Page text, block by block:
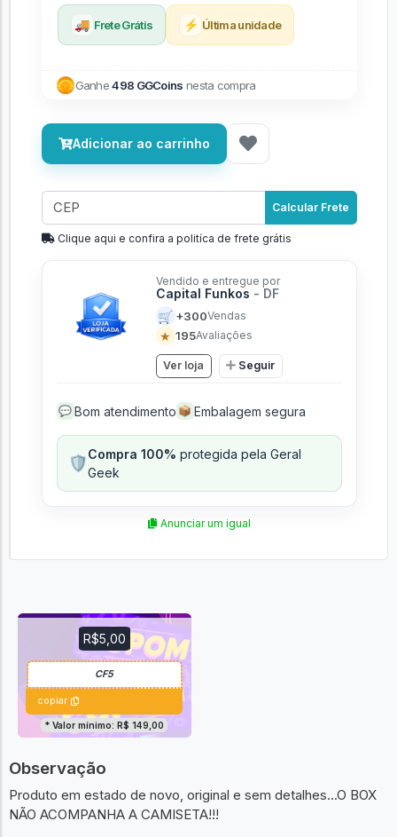
🚚 Frete Grátis ⚡ Última unidade
Ganhe498 GGCoins nesta compra
Adicionar ao carrinho
Calcular Frete
Clique aqui e confira a politíca de frete grátis
Vendido e entregue por
Capital Funkos - DF
🛒 +300Vendas
★ 195Avaliações
Ver loja Seguir
💬 Bom atendimento 📦 Embalagem segura
🛡️Compra 100% protegida pela Geral
Geek
Anunciar um igual
R$5,00
copiar
* Valor mínimo: R$ 149,00
Observação
Produto em estado de novo, original e sem detalhes...O BOX
NÃO ACOMPANHA A CAMISETA!!!